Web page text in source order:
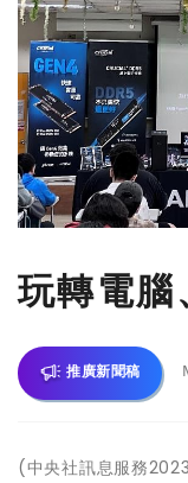
玩轉電
推廣新聞稿
(中央社訊息服務